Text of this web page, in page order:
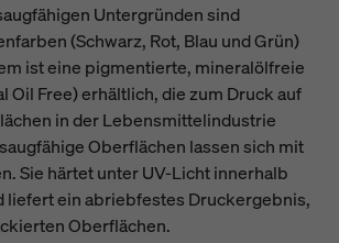
Untergründen sind
(Schwarz, Rot, Blau und Grün)
ist eine pigmentierte, mineralölfreie
Oil Free) erhältlich, die zum Druck auf
in der Lebensmittelindustrie
Oberflächen lassen sich mit
Sie härtet unter UV-Licht innerhalb
liefert ein abriebfestes Druckergebnis,
Oberflächen.